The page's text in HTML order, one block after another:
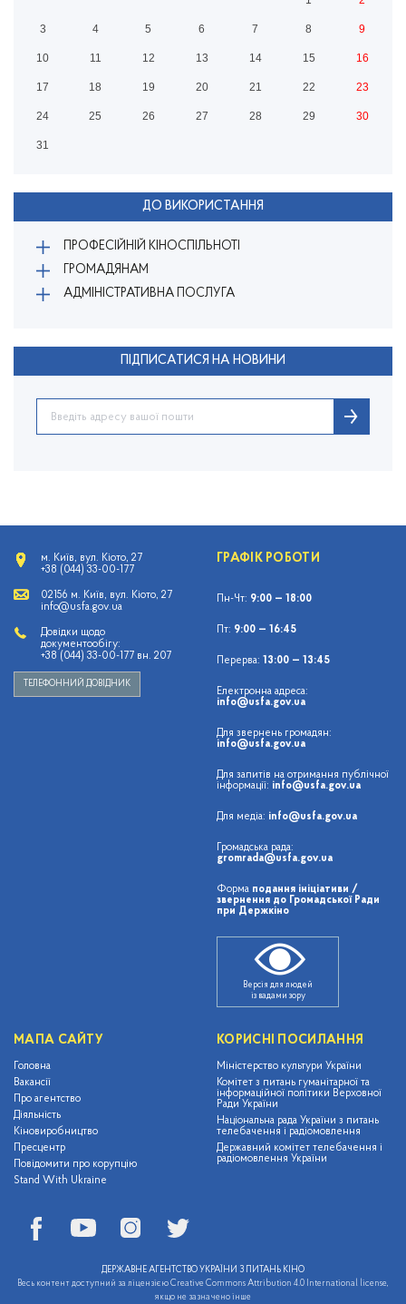
3 4 5 6 7 8 9
10 11 12 13 14 15 16
17 18 19 20 21 22 23
24 25 26 27 28 29 30
31
ДО ВИКОРИСТАННЯ
ПРОФЕСІЙНІЙ КІНОСПІЛЬНОТІ
ГРОМАДЯНАМ
АДМІНІСТРАТИВНА ПОСЛУГА
ПІДПИСАТИСЯ НА НОВИНИ
м. Київ, вул. Кіото, 27
+38 (044) 33-00-177
02156 м. Київ, вул. Кіото, 27
info@usfa.gov.ua
Довідки щодо
документообігу:
+38 (044) 33-00-177 вн. 207
ТЕЛЕФОННИЙ ДОВІДНИК
ГРАФІК РОБОТИ
Пн-Чт: 9:00 — 18:00
Пт: 9:00 — 16:45
Перерва: 13:00 — 13:45
Електронна адреса:
info@usfa.gov.ua
Для звернень громадян:
info@usfa.gov.ua
Для запитів на отримання публічної
інформації: info@usfa.gov.ua
Для медіа: info@usfa.gov.ua
Громадська рада:
gromrada@usfa.gov.ua
Форма подання ініціативи /
звернення до Громадської Ради
при Держкіно
Версія для людей
із вадами зору
МАПА САЙТУ
Головна
Вакансії
Про агентство
Діяльність
Кіновиробництво
Пресцентр
Повідомити про корупцію
Stand With Ukraine
КОРИСНІ ПОСИЛАННЯ
Міністерство культури України
Комітет з питань гуманітарної та
інформаційної політики Верховної
Ради України
Національна рада України з питань
телебачення і радіомовлення
Державний комітет телебачення і
радіомовлення України
ДЕРЖАВНЕ АГЕНТСТВО УКРАЇНИ З ПИТАНЬ КІНО
Весь контент доступний за ліцензією Creative Commons Attribution 4.0 International license,
якщо не зазначено інше